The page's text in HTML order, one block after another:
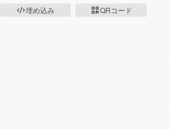
埋め込み
QRコード